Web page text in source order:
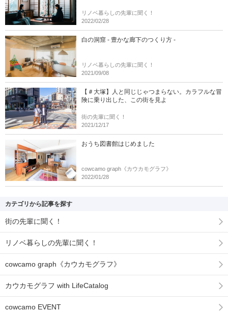
リノベ暮らしの先輩に聞く！
2022/02/28
白の洞窟 - 豊かな廊下のつくり方 -
リノベ暮らしの先輩に聞く！
2021/09/08
【＃大塚】人と同じじゃつまらない。カラフルな冒
険に乗り出した、この街を見よ
街の先輩に聞く！
2021/12/17
おうち図書館はじめました
cowcamo graph《カウカモグラフ》
2022/01/28
カテゴリから記事を探す
街の先輩に聞く！
リノベ暮らしの先輩に聞く！
cowcamo graph《カウカモグラフ》
カウカモグラフ with LifeCatalog
cowcamo EVENT